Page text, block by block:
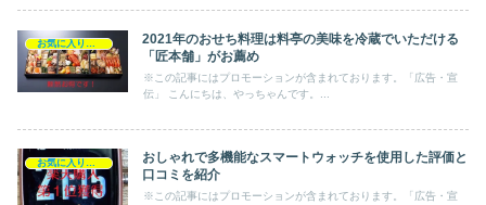
2021年のおせち料理は料亭の美味を冷蔵でいただける
「匠本舗」がお薦め
※この記事にはプロモーションが含まれております。「広告・宣
伝」 こんにちは、やっちゃんです。...
おしゃれで多機能なスマートウォッチを使用した評価と
口コミを紹介
※この記事にはプロモーションが含まれております。「広告・宣